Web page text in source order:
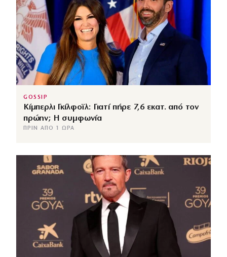
GOSSIP
Κίμπερλι Γκίλφοϊλ: Γιατί πήρε 7,6 εκατ. από τον
πρώην; Η συμφωνία
ΠΡΙΝ ΑΠΌ 1 ΏΡΑ